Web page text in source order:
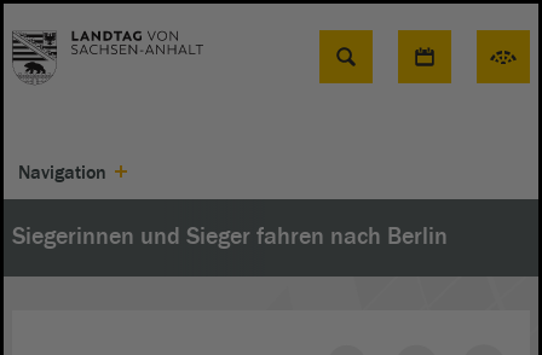
Suche
Navigation
Siegerinnen und Sieger fahren nach Berlin